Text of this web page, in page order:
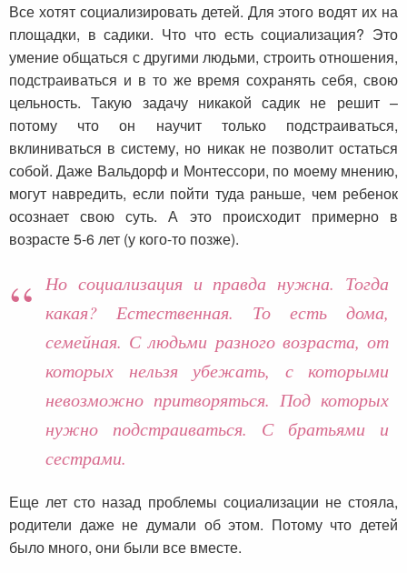
Все хотят социализировать детей. Для этого водят их на
площадки, в садики. Что что есть социализация? Это
умение общаться с другими людьми, строить отношения,
подстраиваться и в то же время сохранять себя, свою
цельность. Такую задачу никакой садик не решит –
потому что он научит только подстраиваться,
вклиниваться в систему, но никак не позволит остаться
собой. Даже Вальдорф и Монтессори, по моему мнению,
могут навредить, если пойти туда раньше, чем ребенок
осознает свою суть. А это происходит примерно в
возрасте 5-6 лет (у кого-то позже).
Но социализация и правда нужна. Тогда
какая? Естественная. То есть дома,
семейная. С людьми разного возраста, от
которых нельзя убежать, с которыми
невозможно притворяться. Под которых
нужно подстраиваться. С братьями и
сестрами.
Еще лет сто назад проблемы социализации не стояла,
родители даже не думали об этом. Потому что детей
было много, они были все вместе.